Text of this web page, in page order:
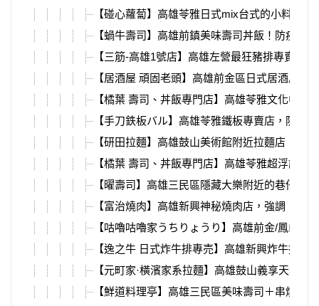
【碰心蘿蔔】高雄苓雅日式mix台式的小料理
【蝸牛壽司】高雄前鎮美味壽司丼飯！防疫期
【三筋-高雄1號店】高雄左營最狂豬排專賣店
【居酒屋 頑固老頭】高雄前金區日式居酒屋
【橘葉 壽司、丼飯專門店】高雄苓雅文化中
【手刀鉄板バル】高雄苓雅鐵板專賣店，防疫
【研田拉麵】高雄鼓山美術館附近拉麵店，湯
【橘葉 壽司、丼飯專門店】高雄苓雅超浮誇
【曜壽司】高雄三民區隱藏大樂附近的巷仔內
【富治燒肉】高雄新興神秘燒肉店，強調「非
【咕嚕咕嚕家うちりょうり】高雄前金/鳳山/
【逸之牛 日式炸牛排專売】高雄新興炸牛排
【元町家·橫濱家系拉麵】高雄鼓山義享天地
【鮮道料理亭】高雄三民區美味壽司＋串燒，